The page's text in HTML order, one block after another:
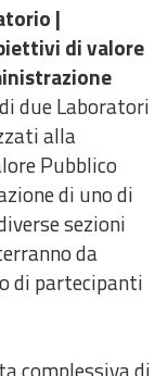
|
di valore
due Laboratori
alla
Pubblico
di uno di
sezioni
da
di partecipanti